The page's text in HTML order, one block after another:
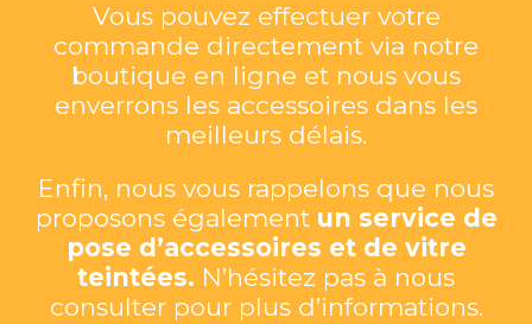
Vous pouvez effectuer votre
commande directement via notre
boutique en ligne et nous vous
enverrons les accessoires dans les
meilleurs délais.
Enfin, nous vous rappelons que nous
proposons également un service de
pose d’accessoires et de vitre
teintées. N’hésitez pas à nous
consulter pour plus d’informations.